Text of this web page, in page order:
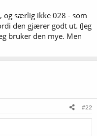
og særlig ikke 028 - som
den gjærer godt ut. (Jeg
bruker den mye. Men
#22